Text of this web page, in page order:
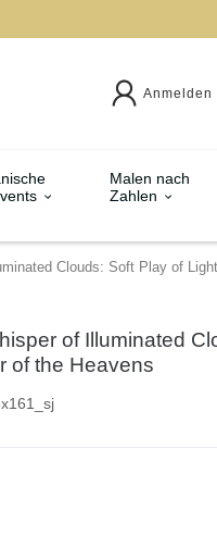
Anmelden
Malen nach
Zahlen
Clouds: Soft Play of
of Illuminated
of the Heavens